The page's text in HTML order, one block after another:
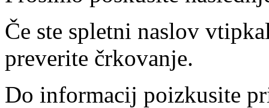
Če ste spletni naslov
preverite črkovanje.
Do informacij poizkusite